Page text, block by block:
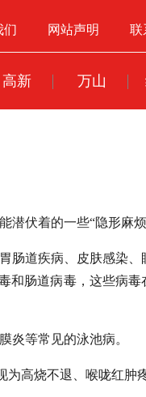
们 网站声明 联
高新 万山
潜伏着的一些“隐形麻
肠道疾病、皮肤感染、
和肠道病毒，这些病毒
炎等常见的泳池病。
为高烧不退、喉咙红肿